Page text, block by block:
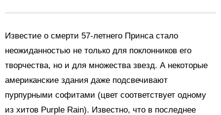
Известие о смерти 57-летнего Принса стало
неожиданностью не только для поклонников его
творчества, но и для множества звезд. А некоторые
американские здания даже подсвечивают
пурпурными софитами (цвет соответствует одному
из хитов Purple Rain). Известно, что в последнее